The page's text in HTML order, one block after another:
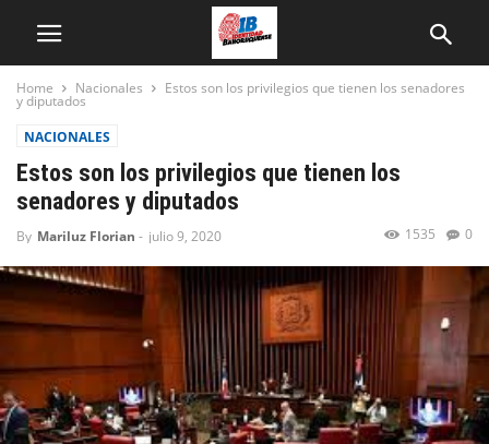
Home Nacionales Estos son los privilegios que tienen los senadores
y diputados
NACIONALES
Estos son los privilegios que tienen los
senadores y diputados
By Mariluz Florian - julio 9, 2020 0
1535